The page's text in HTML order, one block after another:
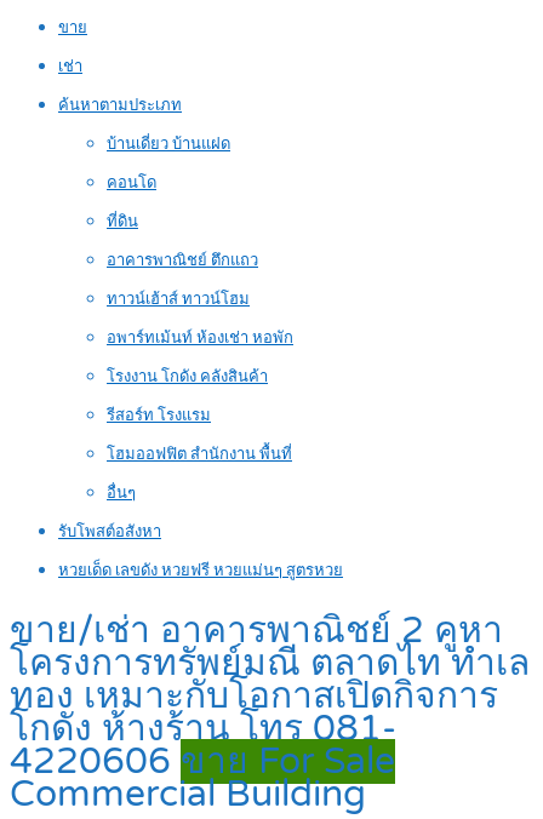
ขาย
เช่า
ค้นหาตามประเภท
บ้านเดี่ยว บ้านแฝด
คอนโด
ที่ดิน
อาคารพาณิชย์ ตึกแถว
ทาวน์เฮ้าส์ ทาวน์โฮม
อพาร์ทเม้นท์ ห้องเช่า หอพัก
โรงงาน โกดัง คลังสินค้า
รีสอร์ท โรงแรม
โฮมออฟฟิต สำนักงาน พื้นที่
อื่นๆ
รับโพสต์อสังหา
หวยเด็ด เลขดัง หวยฟรี หวยแม่นๆ สูตรหวย
ขาย/เช่า อาคารพาณิชย์ 2 คูหา
โครงการทรัพย์มณี ตลาดไท ทำเล
ทอง เหมาะกับโอกาสเปิดกิจการ
โกดัง ห้างร้าน โทร 081-
4220606 ขาย For Sale
Commercial Building